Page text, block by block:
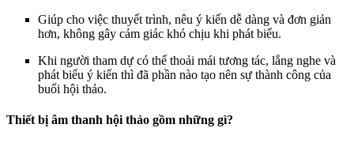
Giúp cho việc thuyết trình, nêu ý kiến dễ dàng và đơn giản
hơn, không gây cảm giác khó chịu khi phát biểu.
Khi người tham dự có thể thoải mái tương tác, lắng nghe và
phát biểu ý kiến thì đã phần nào tạo nên sự thành công của
buổi hội thảo.
Thiết bị âm thanh hội thảo gồm những gì?